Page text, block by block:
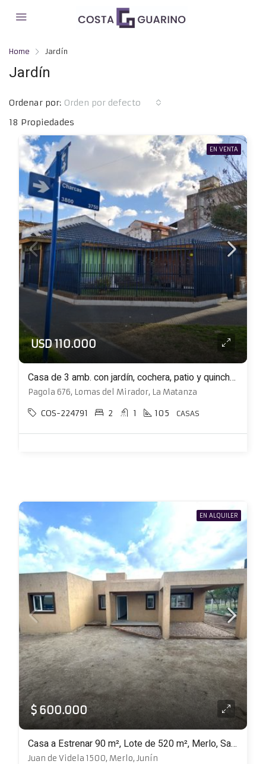
Home Jardín
Jardín
18 Propiedades
Ordenar por: Orden por defecto
EN VENTA
USD 110.000
Casa de 3 amb. con jardín, cochera, patio y quincho ubicada en esquina
Pagola 676, Lomas del Mirador, La Matanza
COS-224791 2 1 105 CASAS
EN ALQUILER
$ 600.000
Casa a Estrenar 90 m², Lote de 520 m², Merlo, San Luis
Juan de Videla 1500, Merlo, Junín